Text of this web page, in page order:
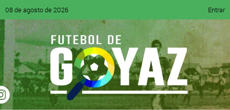
08 de agosto de 2026 Entrar